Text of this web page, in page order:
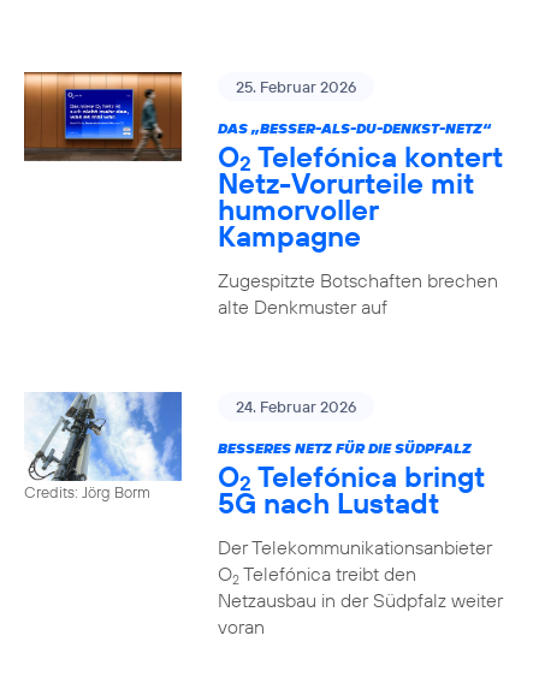
25. Februar 2026
DAS „BESSER-ALS-DU-DENKST-NETZ“
O2 Telefónica kontert
Netz-Vorurteile mit
humorvoller
Kampagne
Zugespitzte Botschaften brechen
alte Denkmuster auf
Credits: Jörg Borm
24. Februar 2026
BESSERES NETZ FÜR DIE SÜDPFALZ
O2 Telefónica bringt
5G nach Lustadt
Der Telekommunikationsanbieter
O2Telefónica treibt den
Netzausbau in der Südpfalz weiter
voran